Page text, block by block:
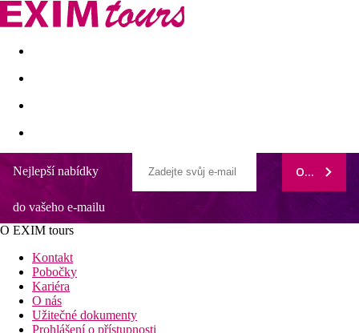
Akční nabídky Last minute
Nejlepší nabídky
do vašeho e-mailu
ODEBÍRAT
O EXIM tours
Kontakt
Pobočky
Kariéra
O nás
Užitečné dokumenty
Prohlášení o přístupnosti